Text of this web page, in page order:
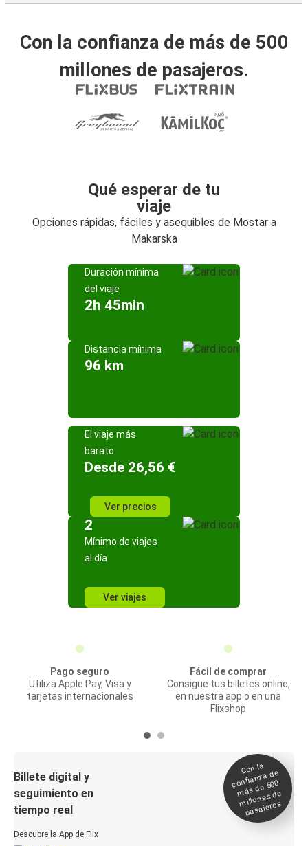
Con la confianza de más de 500
millones de pasajeros.
Qué esperar de tu
viaje
Opciones rápidas, fáciles y asequibles de Mostar a
Makarska
Duración mínima
del viaje
2h 45min
Distancia mínima
96 km
El viaje más
barato
Desde 26,56 €
Ver precios
2
Mínimo de viajes
al día
Ver viajes
Pago seguro
Utiliza Apple Pay, Visa y
tarjetas internacionales
Fácil de comprar
Consigue tus billetes online,
en nuestra app o en una
Flixshop
Billete digital y
seguimiento en
tiempo real
Descubre la App de Flix
Con la
confianza de
más de 500
millones de
pasajeros